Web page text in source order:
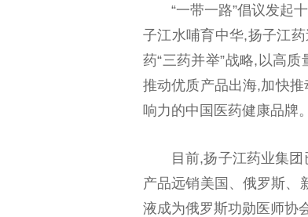
“一带一路”倡议发起
子江水哺育中华,扬子江
药“三药并举”战略,以高
推动优质产品出海,加快
响力的中国医药健康品牌。
目前,扬子江药业集
产品远销美国、俄罗斯、
液成为俄罗斯功勋医师协